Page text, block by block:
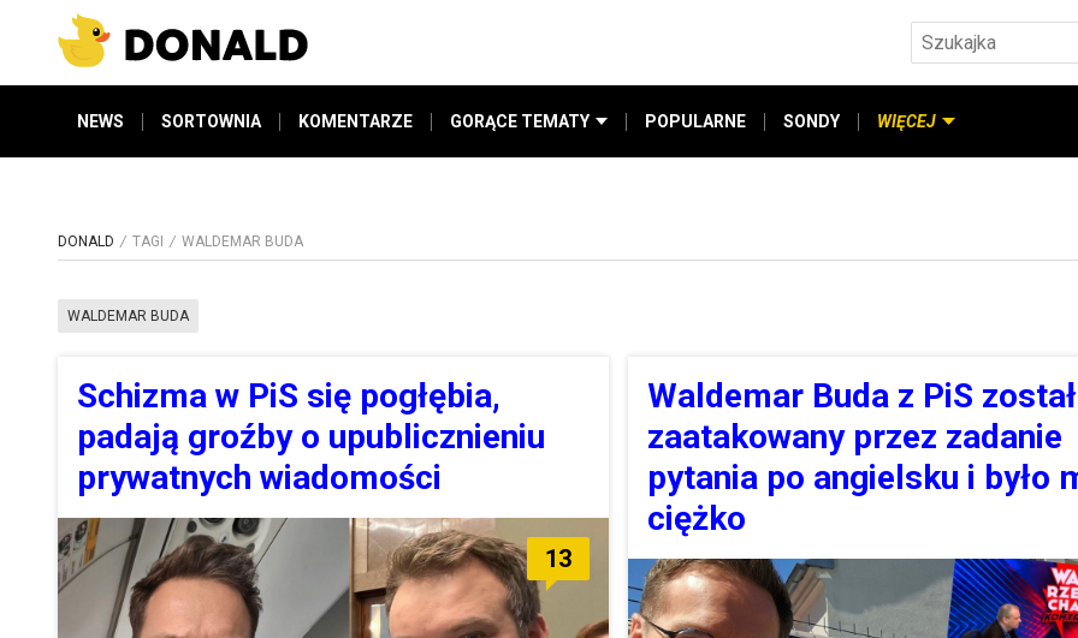
NEWS SORTOWNIA KOMENTARZE GORĄCE TEMATY POPULARNE SONDY WIĘCEJ
DONALD TAGI WALDEMAR BUDA
WALDEMAR BUDA
Schizma w PiS się pogłębia,
padają groźby o upublicznieniu
prywatnych wiadomości
13
Waldemar Buda z PiS został
zaatakowany przez zadanie
pytania po angielsku i było
ciężko